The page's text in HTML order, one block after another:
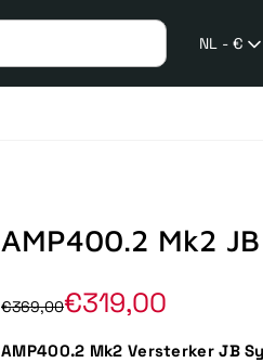
NL - €
AMP400.2 Mk2
€369,00€319,00
AMP400.2 Mk2 Versterker JB